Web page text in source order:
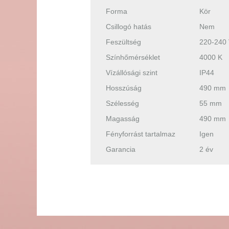
Forma
Kör
Csillogó hatás
Nem
Feszültség
220-240
Színhőmérséklet
4000 K
Vízállósági szint
IP44
Hosszúság
490 mm
Szélesség
55 mm
Magasság
490 mm
Fényforrást tartalmaz
Igen
Garancia
2 év